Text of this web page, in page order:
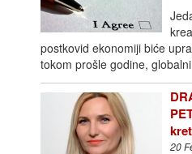
postkovid ekonomiji biće
tokom prošle godine,
20